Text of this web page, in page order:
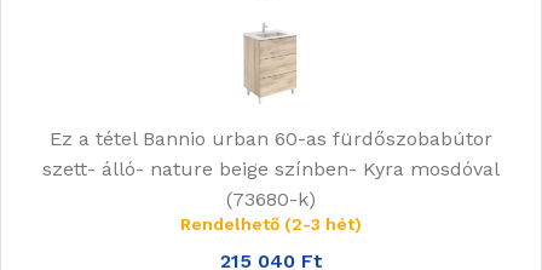
urban
60-
as
fürdőszobabútor
szett-
álló-
nature
beige
színben-
Ez a tétel Bannio urban 60-as fürdőszobabútor
szett- álló- nature beige színben- Kyra mosdóval
(73680-k)
Rendelhető (2-3 hét)
215 040 Ft